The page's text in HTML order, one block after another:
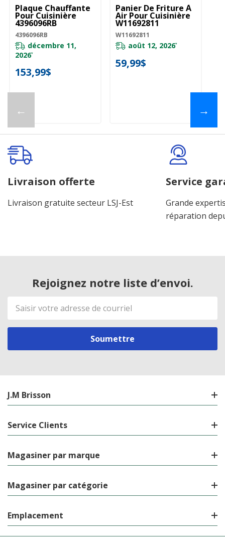
←
Plaque Chauffante
Pour Cuisinière
4396096RB
4396096RB
décembre 11,
2026*
153,99$
Panier De Friture À
Air Pour Cuisinière
W11692811
W11692811
août 12, 2026*
59,99$
→
Livraison offerte
Livraison gratuite secteur LSJ-Est
Service
Grande
réparation
Rejoignez notre liste d’envoi.
Adresse
de
courriel
J.M Brisson
Service Clients
Magasiner par marque
Magasiner par catégorie
Emplacement